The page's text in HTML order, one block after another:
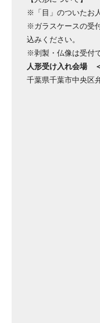
※「目」のついたお
※ガラスケースの受
込みください。
※剥製・仏像は受付
人形受け入れ会場
千葉県千葉市中央区